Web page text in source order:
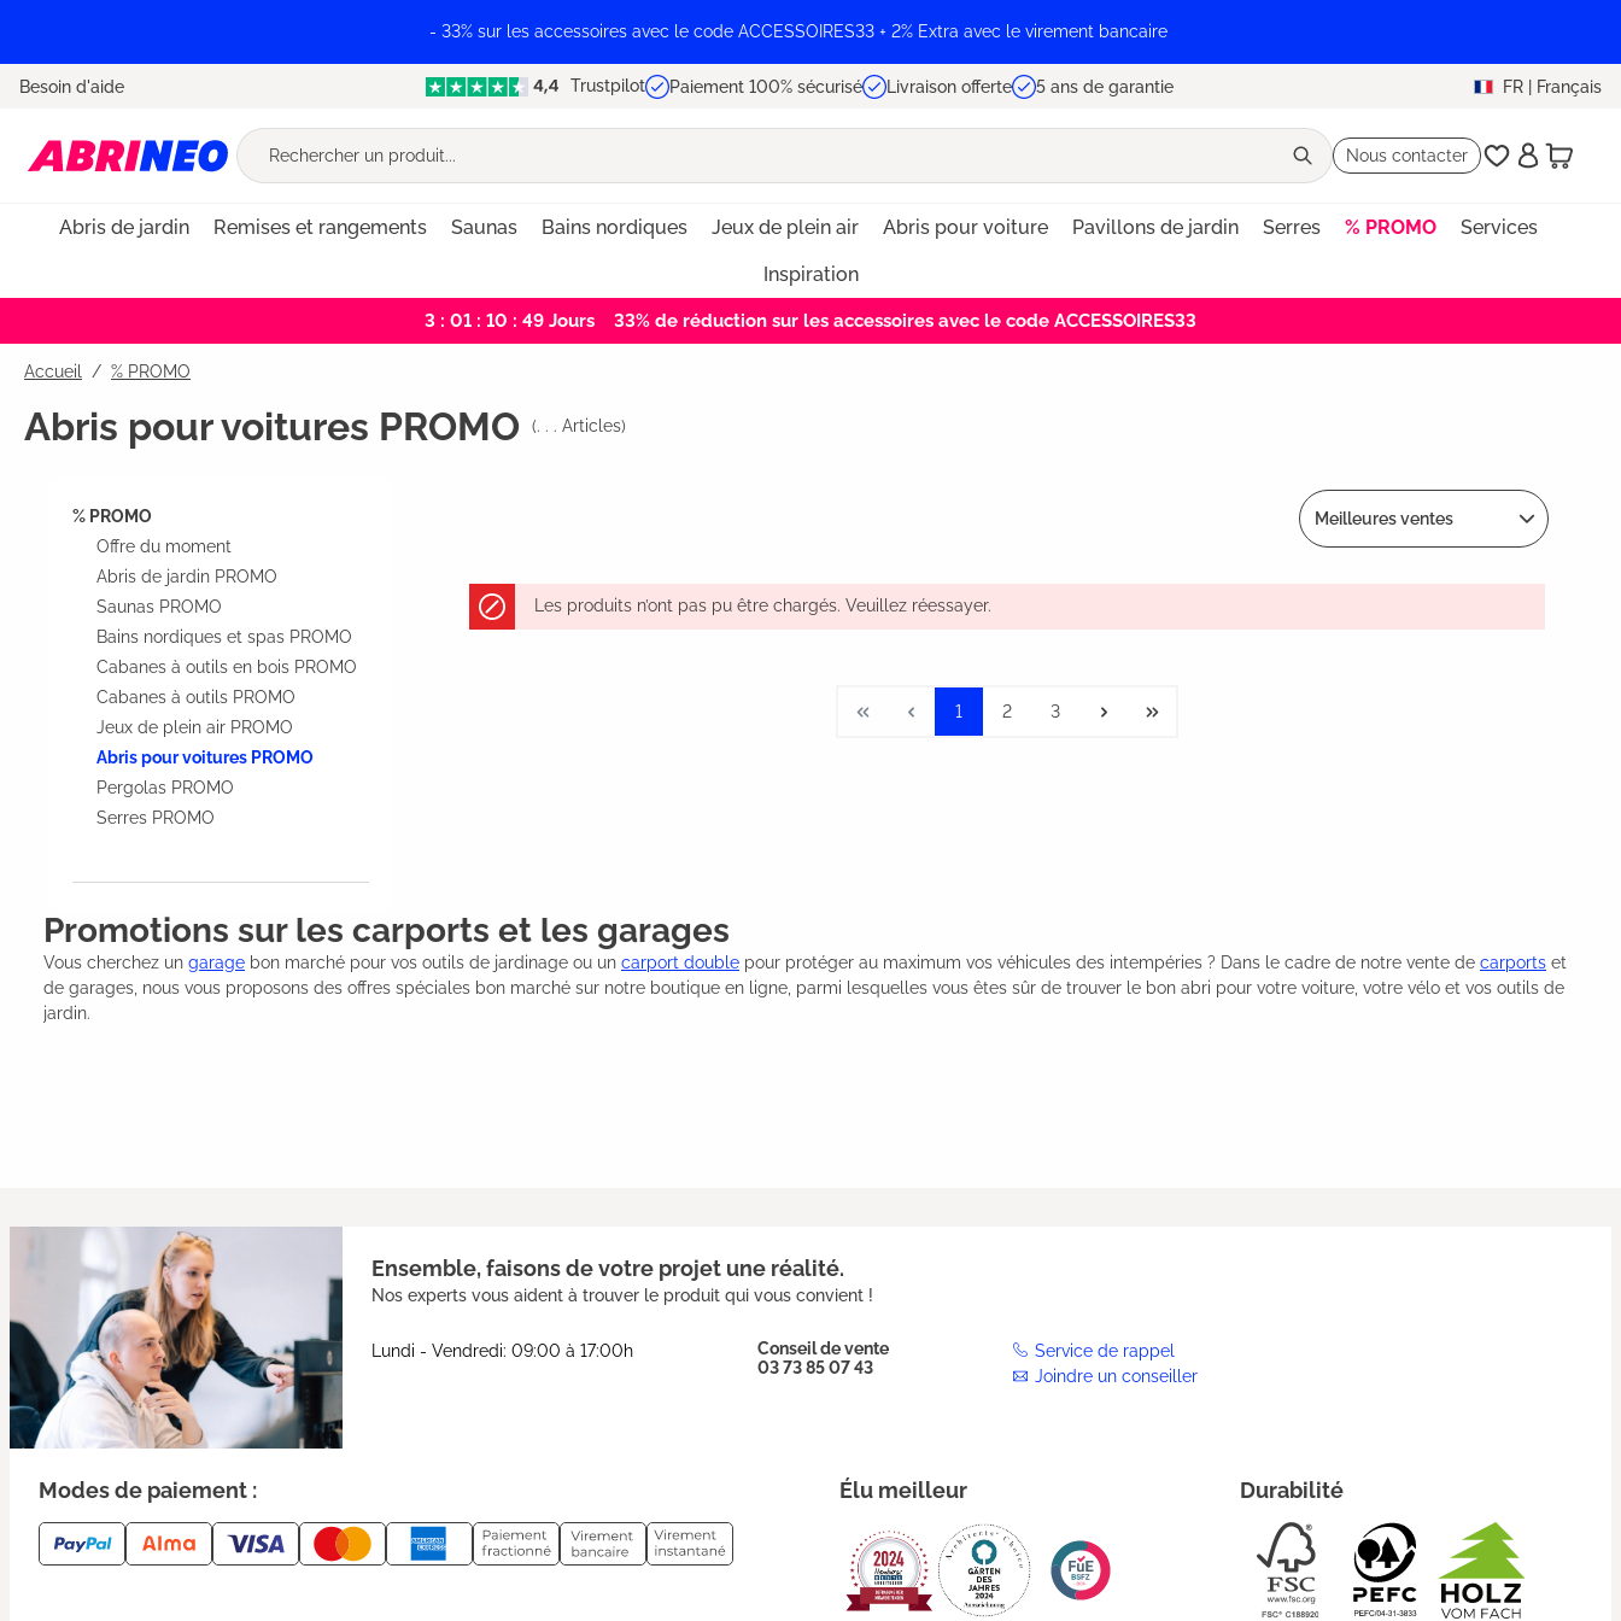
- 33% sur les accessoires avec le code ACCESSOIRES33 + 2% Extra avec le virement bancaire
Besoin d'aide Trustpilot Paiement 100% sécurisé Livraison offerte 5 ans de garantie FR | Français
Nous contacter
Abris de jardin Remises et rangements Saunas Bains nordiques Jeux de plein air Abris pour voiture Pavillons de jardin Serres % PROMO Services
Inspiration
3 : 01 : 10 : 49 Jours 33% de réduction sur les accessoires avec le code ACCESSOIRES33
Accueil % PROMO
Abris pour voitures PROMO (. . . Articles)
% PROMO
Offre du moment
Abris de jardin PROMO
Saunas PROMO
Bains nordiques et spas PROMO
Cabanes à outils en bois PROMO
Cabanes à outils PROMO
Jeux de plein air PROMO
Abris pour voitures PROMO
Pergolas PROMO
Serres PROMO
Meilleures ventes
Les produits n’ont pas pu être chargés. Veuillez réessayer.
1 2 3
Promotions sur les carports et les garages
Vous cherchez un garage bon marché pour vos outils de jardinage ou un carport double pour protéger au maximum vos véhicules des intempéries ? Dans le cadre de notre vente de carports et
de garages, nous vous proposons des offres spéciales bon marché sur notre boutique en ligne, parmi lesquelles vous êtes sûr de trouver le bon abri pour votre voiture, votre vélo et vos outils de
jardin.
Ensemble, faisons de votre projet une réalité.
Nos experts vous aident à trouver le produit qui vous convient !
Lundi - Vendredi: 09:00 à 17:00h
Conseil de vente
03 73 85 07 43
Service de rappel
Joindre un conseiller
Modes de paiement : Élu meilleur Durabilité